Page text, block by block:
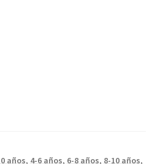
años, 4-6 años, 6-8 años, 8-10 años,